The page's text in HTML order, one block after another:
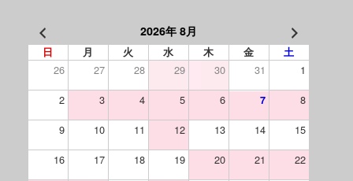
2026年 8月
日 月 火 水 木 金 土
26 27 28 29 30 31
1
2
3 4 5 6 7
8
9
10 11 12 13 14
15
16
17 18 19 20 21
22